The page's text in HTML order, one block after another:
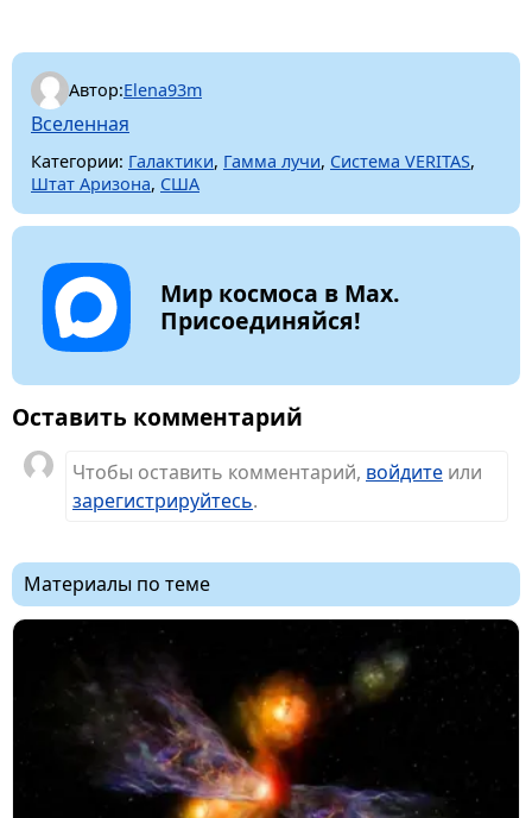
Автор:Elena93m
Вселенная
Категории: Галактики, Гамма лучи, Система VERITAS,
Штат Аризона, США
Мир космоса в Max.
Присоединяйся!
Оставить комментарий
Чтобы оставить комментарий, войдите или
зарегистрируйтесь.
Материалы по теме